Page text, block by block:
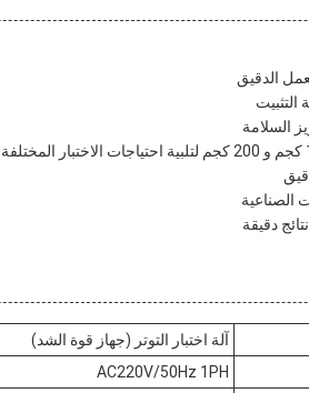
السلامة
الصناعية
دقيقة
آلة اختبار التوتر (جهاز قوة الشد)
AC220V/50Hz 1PH